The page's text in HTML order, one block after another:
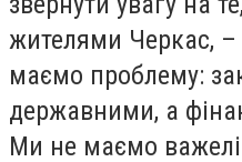
жителями Черкас, –
маємо проблему:
державними, а
Ми не маємо